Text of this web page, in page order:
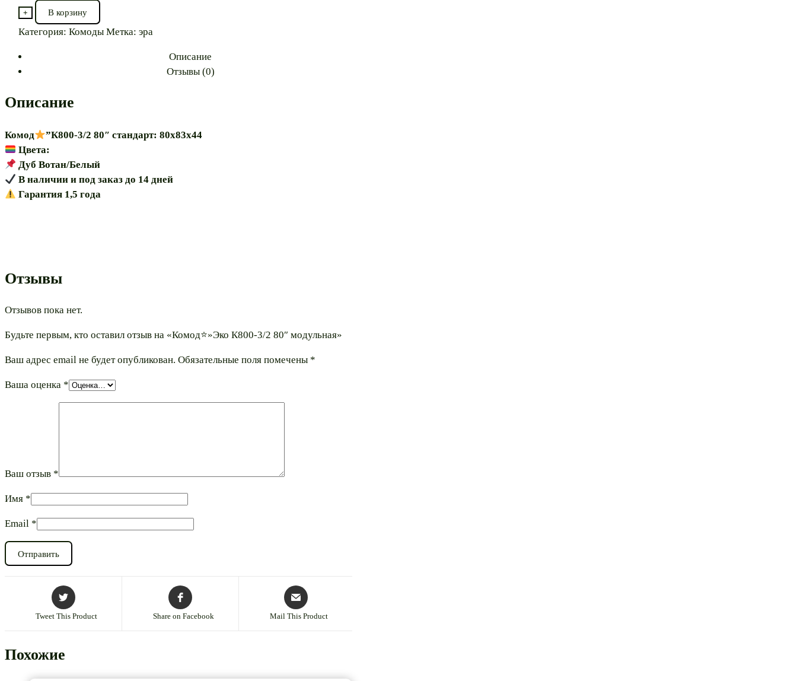
товара
Комод⭐"Эко
К800-
+ В корзину
Категория:Комоды Метка:эра
Описание
Отзывы (0)
Описание
Комод
”К800-3/2 80″ стандарт: 80х83х44
Цвета:
Дуб Вотан/Белый
В наличии и под заказ до 14 дней
Гарантия 1,5 года
Отзывы
Отзывов пока нет.
Будьте первым, кто оставил отзыв на «Комод⭐»Эко К800-3/2 80″ модульная»
Ваш адрес email не будет опубликован. Обязательные поля помечены *
Ваша оценка *
Ваш отзыв *
Имя *
Email *
Tweet This Product Share on Facebook Mail This Product
Похожие